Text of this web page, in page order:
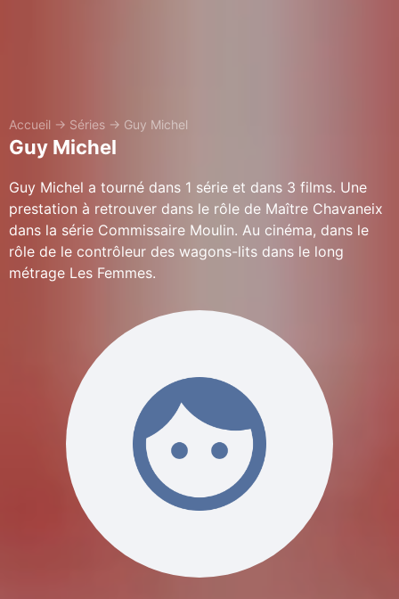
Accueil → Séries → Guy Michel
Guy Michel
Guy Michel a tourné dans 1 série et dans 3 films. Une
prestation à retrouver dans le rôle de Maître Chavaneix
dans la série Commissaire Moulin. Au cinéma, dans le
rôle de le contrôleur des wagons-lits dans le long
métrage Les Femmes.